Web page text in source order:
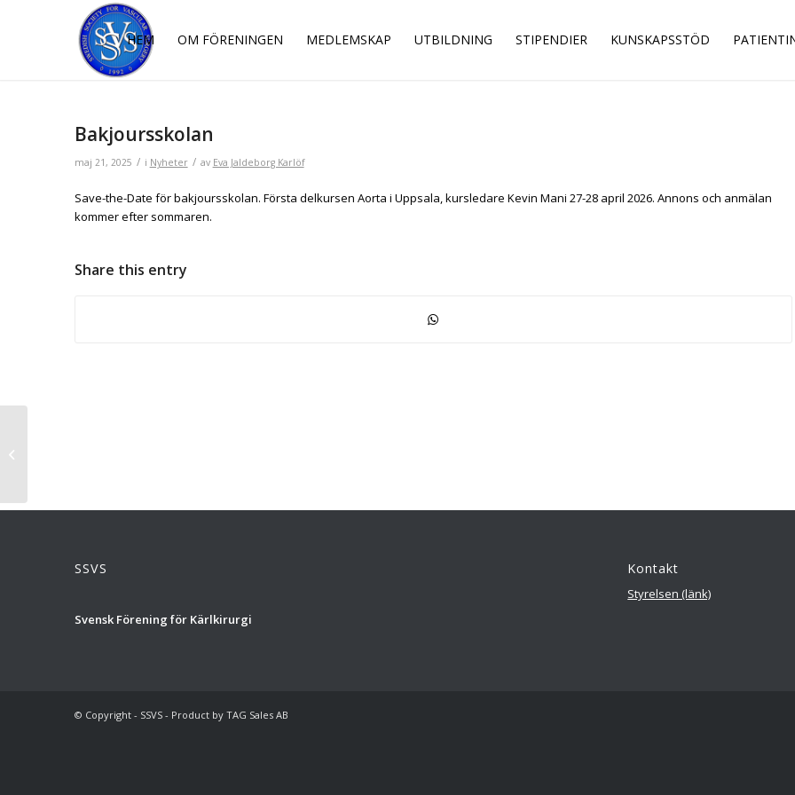
HEM OM FÖRENINGEN MEDLEMSKAP UTBILDNING STIPENDIER KUNSKAPSSTÖD
Bakjoursskolan
maj 21, 2025 / i Nyheter / av Eva Jaldeborg Karlöf
Save-the-Date för bakjoursskolan. Första delkursen Aorta i Uppsala, kursledare Kevin Mani 27-28 april 2026. Annons och anmälan
kommer efter sommaren.
Share this entry
SSVS
Svensk Förening för Kärlkirurgi
Kontakt
Styrelsen (länk)
© Copyright - SSVS - Product by TAG Sales AB